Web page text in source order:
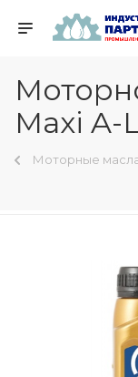
Maxi A-
Моторные